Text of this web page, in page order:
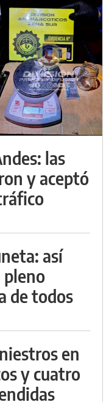
las
y aceptó
así
pleno
de todos
en
y cuatro